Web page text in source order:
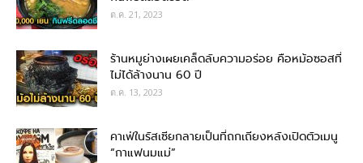
ต.ค. 21, 2023
ร้านหมูย่างเผยเคล็ดลับความอร่อย คือหม้อซอสที่
ไม่ได้ล้างนาน 60 ปี
ต.ค. 13, 2023
คาเฟ่ในรัสเซียกลายเป็นที่ถกเถียงหลังเปิดตัวเมนู
“กาแฟนมแม่”